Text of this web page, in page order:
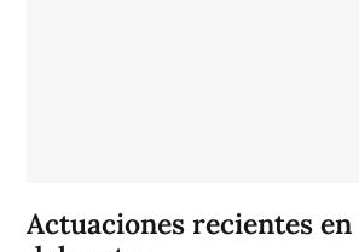
Actuaciones recientes en